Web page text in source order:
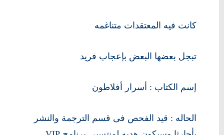
كانت فيه المعتقدات متناغمه
تبجل بعضها البعض بإعجاب فريد
إسم الكتاب : أسرار أفلاطون
الحاله : قيد الفحص فى قسم الترجمة والنشر